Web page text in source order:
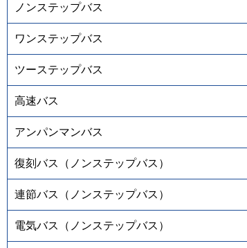
ノンステップバス
ワンステップバス
ツーステップバス
高速バス
アンパンマンバス
復刻バス（ノンステップバス）
連節バス（ノンステップバス）
電気バス（ノンステップバス）